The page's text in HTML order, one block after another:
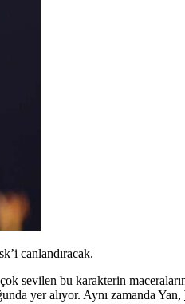
canlandıracak.
sevilen bu karakterin
yer alıyor. Aynı zamanda Yan,